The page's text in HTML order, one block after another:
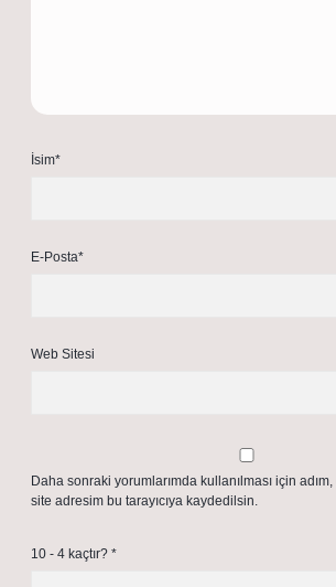
İsim*
E-Posta*
Web Sitesi
Daha sonraki yorumlarımda kullanılması için
site adresim bu tarayıcıya kaydedilsin.
10 - 4 kaçtır? *